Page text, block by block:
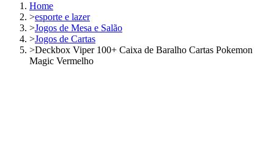
Home
>esporte e lazer
>Jogos de Mesa e Salão
>Jogos de Cartas
>Deckbox Viper 100+ Caixa de Baralho Cartas Pokemon
Magic Vermelho